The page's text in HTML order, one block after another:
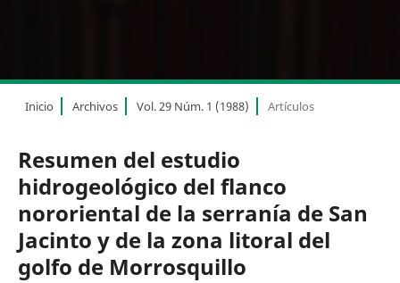
Inicio Archivos Vol. 29 Núm. 1 (1988) Artículos
Resumen del estudio
hidrogeológico del flanco
nororiental de la serranía de San
Jacinto y de la zona litoral del
golfo de Morrosquillo